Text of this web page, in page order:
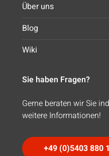
Über uns
Blog
Wiki
Sie haben Fragen?
Gerne beraten wir Sie
weitere Informationen!
+49 (0)5403 880